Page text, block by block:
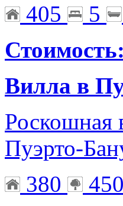
405
5
Вилла в
Роскошная
Пуэрто-
380
450